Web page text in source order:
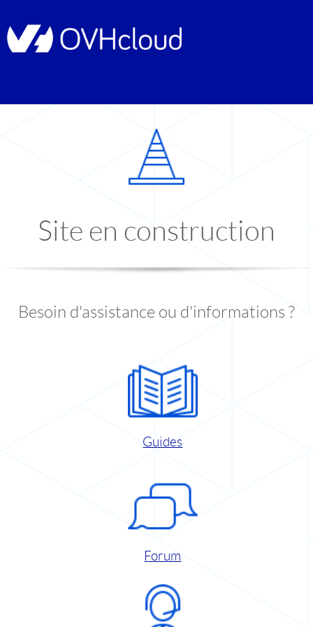
Site en construction
Besoin d'assistance ou d'informations ?
Guides
Forum